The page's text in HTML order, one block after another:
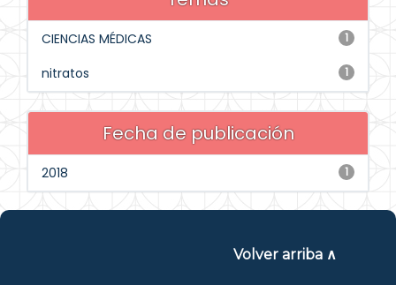
1
CIENCIAS MÉDICAS
1
nitratos
Fecha de publicación
1
2018
Volver arriba ∧